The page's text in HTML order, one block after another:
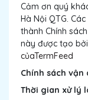
Cảm ơn quý
Hà Nội QTG.
thành Chính
này được tạo bởi
củaTermFeed
Chính sách vận
Thời gian xử lý